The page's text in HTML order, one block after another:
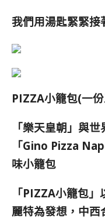
我們用湯匙緊緊接
PIZZA小籠包(一
「樂天皇朝」與世
「Gino Pizza
味小籠包
「PIZZA小籠包
麗特為發想，中